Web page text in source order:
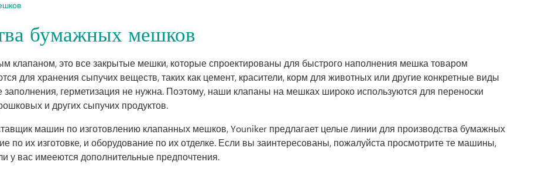
бумажных мешков
клапаном, это все закрытые мешки, которые спроектированы для быстрого наполнения мешка товаром
для хранения сыпучих веществ, таких как цемент, красители, корм для животных или другие конкретные виды
заполнения, герметизация не нужна. Поэтому, наши клапаны на мешках широко используются для переноски
и других сыпучих продуктов.
машин по изготовлению клапанных мешков, Youniker предлагает целые линии для производства бумажных
их изготовке, и оборудование по их отделке. Если вы заинтересованы, пожалуйста просмотрите те машины,
у вас имееются дополнительные предпочтения.